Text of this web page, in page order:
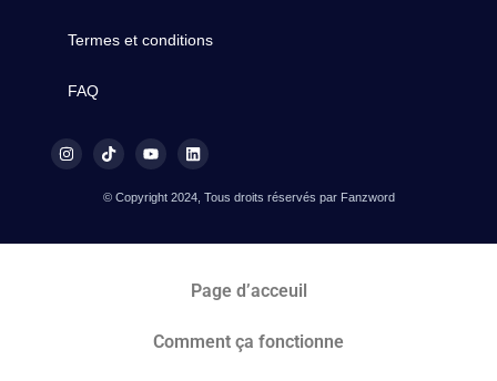
Termes et conditions
FAQ
© Copyright 2024, Tous droits réservés par Fanzword
Page d’acceuil
Comment ça fonctionne